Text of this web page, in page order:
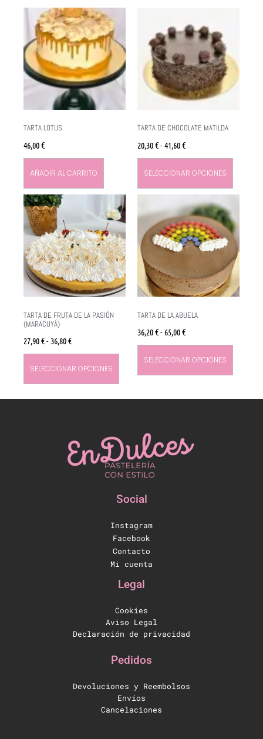
TARTA LOTUS
46,00€
AÑADIR AL CARRITO
TARTA DE CHOCOLATE MATILDA
20,30€-41,60€
SELECCIONAR OPCIONES
TARTA DE FRUTA DE LA PASIÓN
(MARACUYÁ)
27,90€- 36,80€
SELECCIONAR OPCIONES
TARTA DE LA ABUELA
36,20€- 65,00€
SELECCIONAR OPCIONES
Social
Instagram
Facebook
Contacto
Mi cuenta
Legal
Cookies
Aviso Legal
Declaración de privacidad
Pedidos
Devoluciones y Reembolsos
Envíos
Cancelaciones